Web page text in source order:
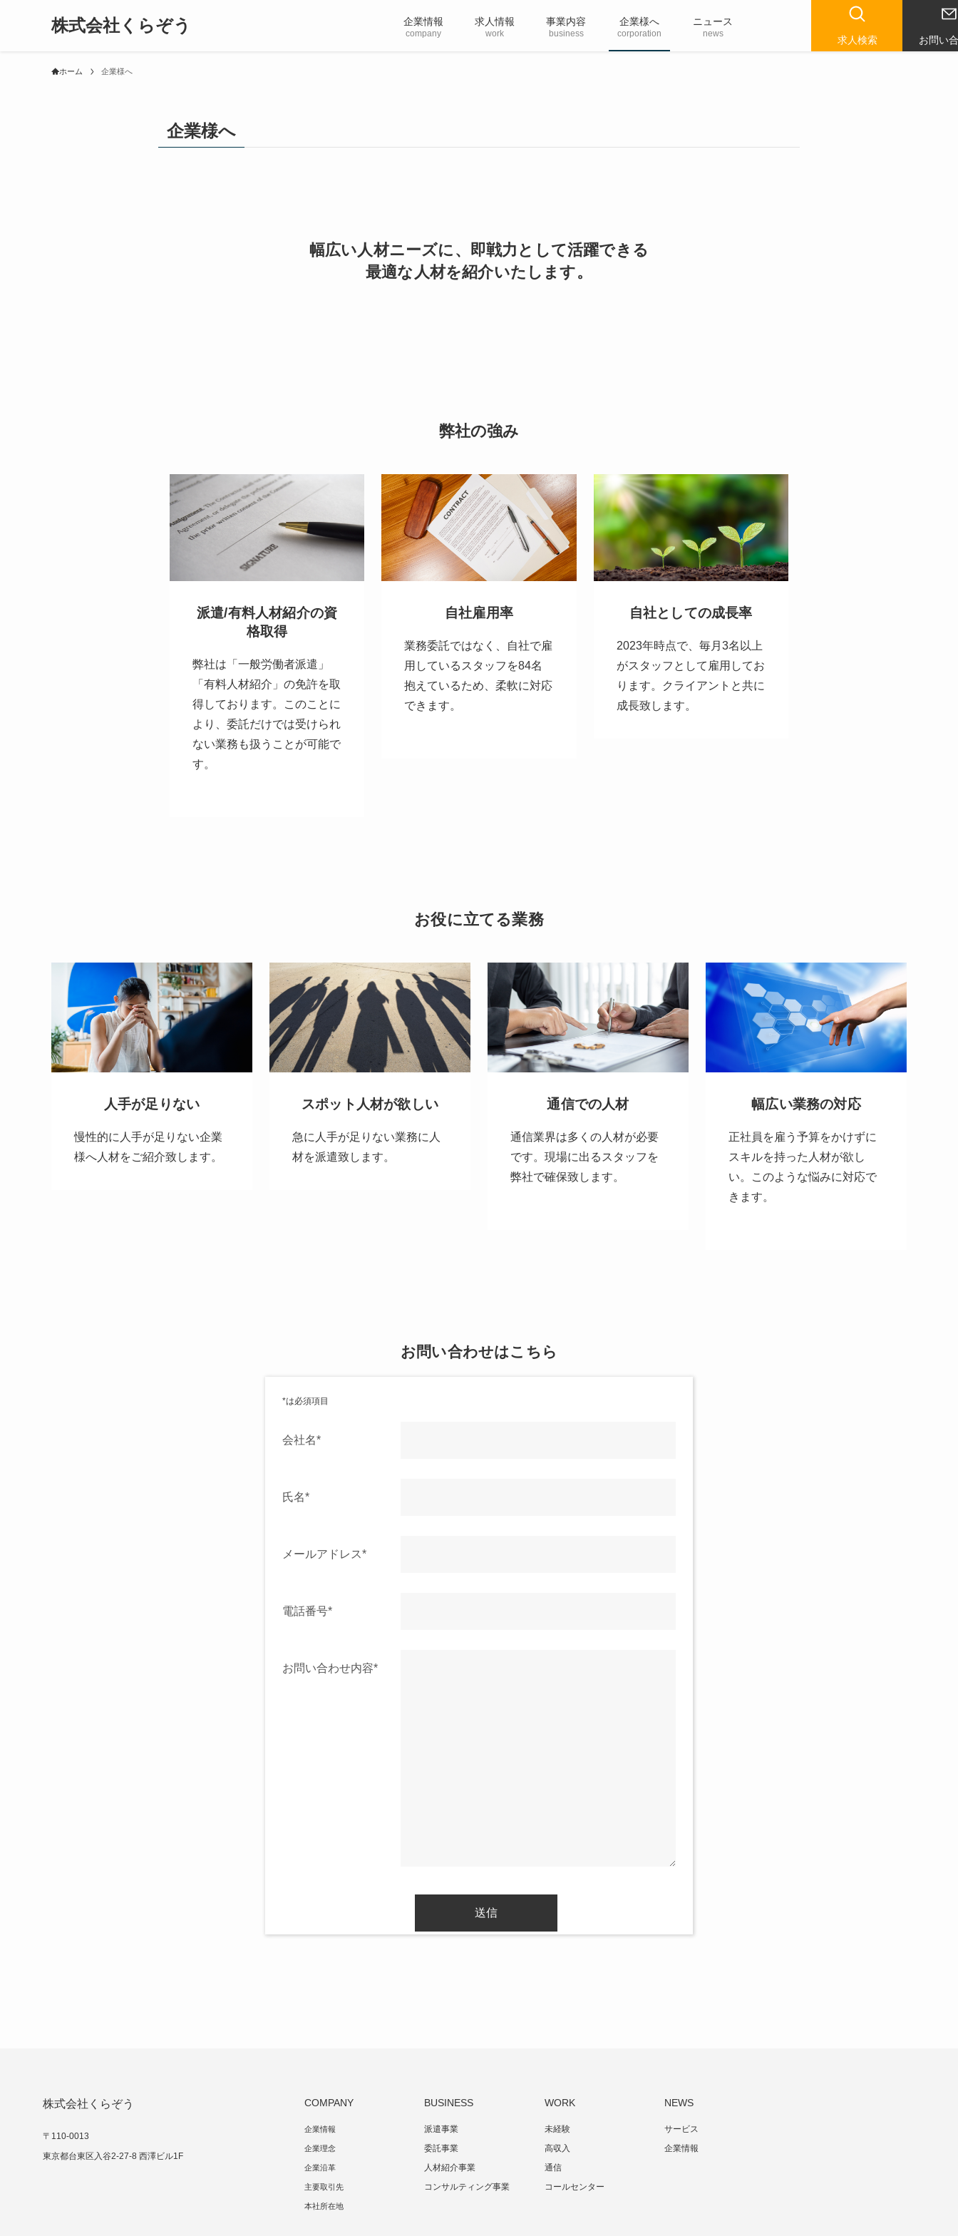
株式会社くらぞう 企業情報
company
求人情報
work
事業内容
business
企業様へ
corporation
ニュース
news
求人検索 お問い
ホーム 企業様へ
企業様へ
幅広い人材ニーズに、即戦力として活躍できる
最適な人材を紹介いたします。
弊社の強み
派遣/有料人材紹介の資
格取得
弊社は「一般労働者派遣」
「有料人材紹介」の免許を取
得しております。このことに
より、委託だけでは受けられ
ない業務も扱うことが可能で
す。
自社雇用率
業務委託ではなく、自社で雇
用しているスタッフを84名
抱えているため、柔軟に対応
できます。
自社としての成長率
2023年時点で、毎月3名以上
がスタッフとして雇用してお
ります。クライアントと共に
成長致します。
お役に立てる業務
人手が足りない
慢性的に人手が足りない企業
様へ人材をご紹介致します。
スポット人材が欲しい
急に人手が足りない業務に人
材を派遣致します。
通信での人材
通信業界は多くの人材が必要
です。現場に出るスタッフを
弊社で確保致します。
幅広い業務の対応
正社員を雇う予算をかけずに
スキルを持った人材が欲し
い。このような悩みに対応で
きます。
お問い合わせはこちら
*は必須項目
会社名*
氏名*
メールアドレス*
電話番号*
お問い合わせ内容*
株式会社くらぞう
〒110-0013
東京都台東区入谷2-27-8 西澤ビル1F
COMPANY
企業情報
企業理念
企業沿革
主要取引先
本社所在地
BUSINESS
派遣事業
委託事業
人材紹介事業
コンサルティング事業
WORK
未経験
高収入
通信
コールセンター
NEWS
サービス
企業情報